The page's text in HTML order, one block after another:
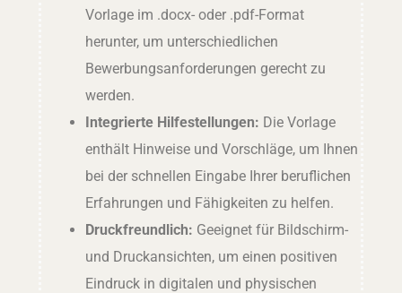
Vorlage im .docx- oder .pdf-Format
herunter, um unterschiedlichen
Bewerbungsanforderungen gerecht zu
werden.
Integrierte Hilfestellungen: Die Vorlage
enthält Hinweise und Vorschläge, um Ihnen
bei der schnellen Eingabe Ihrer beruflichen
Erfahrungen und Fähigkeiten zu helfen.
Druckfreundlich: Geeignet für Bildschirm-
und Druckansichten, um einen positiven
Eindruck in digitalen und physischen